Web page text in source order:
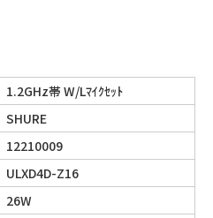
1.2GHz帯 W/Lﾏｲｸｾｯﾄ
SHURE
12210009
ULXD4D-Z16
26W